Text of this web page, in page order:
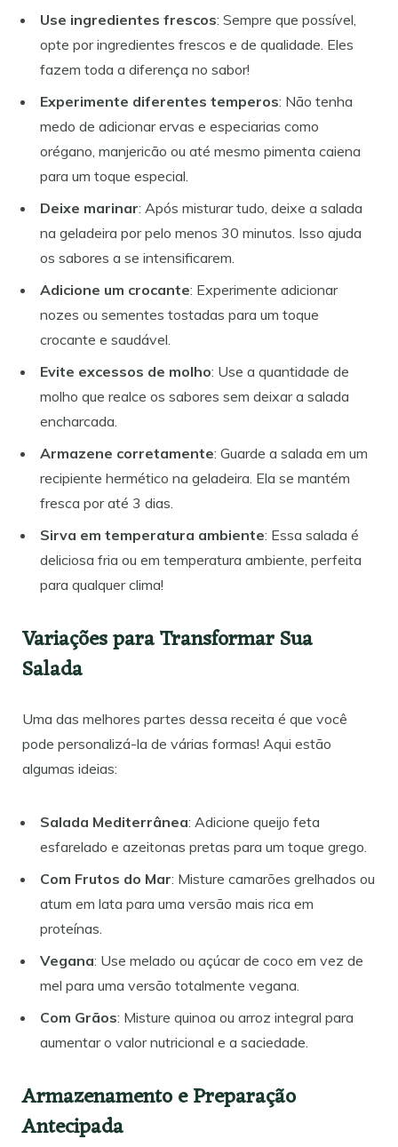
Use ingredientes frescos: Sempre que possível,
opte por ingredientes frescos e de qualidade. Eles
fazem toda a diferença no sabor!
Experimente diferentes temperos: Não tenha
medo de adicionar ervas e especiarias como
orégano, manjericão ou até mesmo pimenta caiena
para um toque especial.
Deixe marinar: Após misturar tudo, deixe a salada
na geladeira por pelo menos 30 minutos. Isso ajuda
os sabores a se intensificarem.
Adicione um crocante: Experimente adicionar
nozes ou sementes tostadas para um toque
crocante e saudável.
Evite excessos de molho: Use a quantidade de
molho que realce os sabores sem deixar a salada
encharcada.
Armazene corretamente: Guarde a salada em um
recipiente hermético na geladeira. Ela se mantém
fresca por até 3 dias.
Sirva em temperatura ambiente: Essa salada é
deliciosa fria ou em temperatura ambiente, perfeita
para qualquer clima!
Variações para Transformar Sua
Salada
Uma das melhores partes dessa receita é que você
pode personalizá-la de várias formas! Aqui estão
algumas ideias:
Salada Mediterrânea: Adicione queijo feta
esfarelado e azeitonas pretas para um toque grego.
Com Frutos do Mar: Misture camarões grelhados ou
atum em lata para uma versão mais rica em
proteínas.
Vegana: Use melado ou açúcar de coco em vez de
mel para uma versão totalmente vegana.
Com Grãos: Misture quinoa ou arroz integral para
aumentar o valor nutricional e a saciedade.
Armazenamento e Preparação
Antecipada